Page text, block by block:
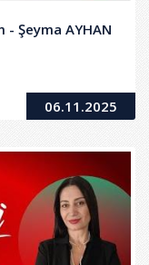
Şeyma AYHAN
06.11.2025